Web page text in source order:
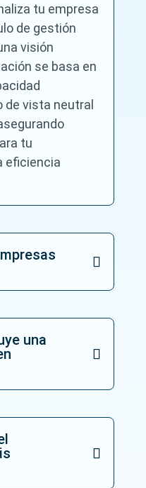
tu empresa
de gestión
visión
se basa en
de vista neutral
tu
eficiencia
una